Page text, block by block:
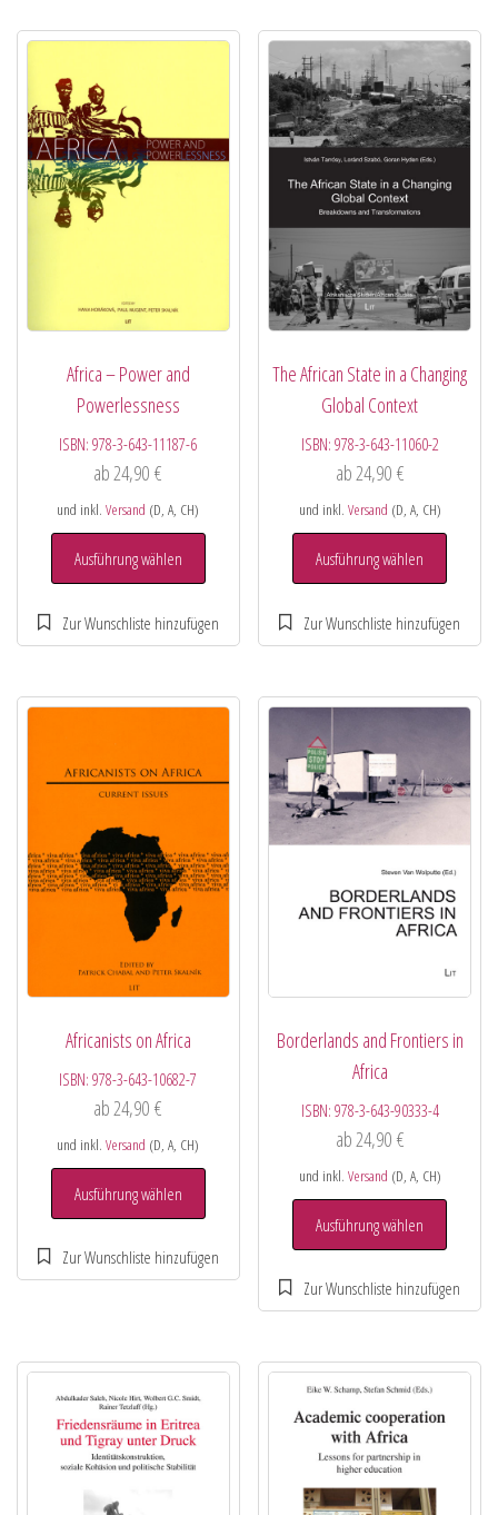
Africa – Power and
Powerlessness
ISBN:978-3-643-11187-6
ab24,90€
und inkl.Versand (D, A, CH)
Ausführung wählen
The African State in a Changing
Global Context
ISBN: 978-3-643-11060-2
ab24,90 €
und inkl. Versand (D, A, CH)
Ausführung wählen
Africanists on Africa
ISBN:978-3-643-10682-7
ab 24,90€
und inkl.Versand (D, A, CH)
Ausführung wählen
Borderlands and Frontiers in
Africa
ISBN: 978-3-643-90333-4
ab 24,90 €
und inkl. Versand (D, A, CH)
Ausführung wählen